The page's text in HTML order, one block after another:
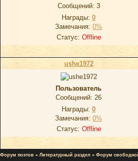
Сообщений: 3
Награды: 0
Замечания: 0%
Статус: Offline
ushe1972
Пользователь
Сообщений: 26
Награды: 0
Замечания: 0%
Статус: Offline
Форум поэтов » Литературный раздел » Форум